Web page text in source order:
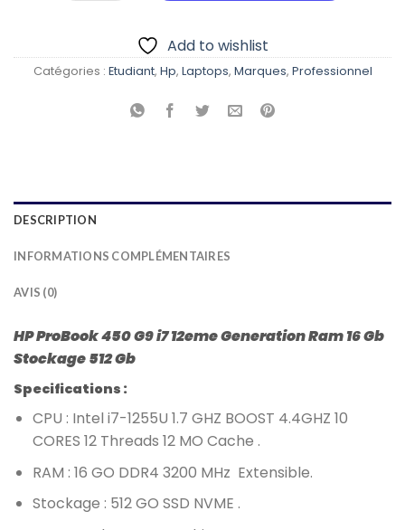
Add to wishlist
Catégories : Etudiant, Hp, Laptops, Marques, Professionnel
DESCRIPTION
INFORMATIONS COMPLÉMENTAIRES
AVIS (0)
HP ProBook 450 G9 i7 12eme Generation Ram 16 Gb
Stockage 512 Gb
Specifications :
CPU : Intel i7-1255U 1.7 GHZ BOOST 4.4GHZ 10
CORES 12 Threads 12 MO Cache .
RAM : 16 GO DDR4 3200 MHz Extensible.
Stockage : 512 GO SSD NVME .